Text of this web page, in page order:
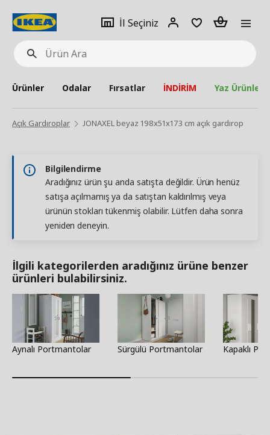
Ürün
Ara
İl Seçiniz
Giriş
Adet
Ürünler Odalar Fırsatlar İNDİRİM Yaz Ürünleri
Açık Gardıroplar JONAXEL beyaz 198x51x173 cm açık gardırop
Bilgilendirme
Aradığınız ürün şu anda satışta değildir. Ürün henüz
satışa açılmamış ya da satıştan kaldırılmış veya
ürünün stokları tükenmiş olabilir. Lütfen daha sonra
yeniden deneyin.
İlgili kategorilerden aradığınız ürüne benzer
ürünleri bulabilirsiniz.
Aynalı Portmantolar Sürgülü Portmantolar Kapaklı